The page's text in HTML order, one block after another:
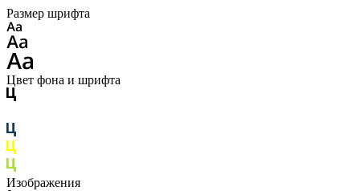
Размер шрифта
Цвет фона и шрифта
Изображения